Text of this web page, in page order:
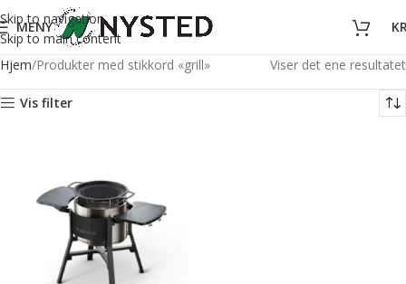
Skip to navigation
Skip to main content
MENY
Hjem Produkter med stikkord «grill» Viser det ene resultatet
Vis filter